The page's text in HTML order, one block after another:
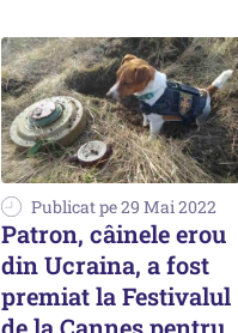
Publicat pe 29 Mai 2022
Patron, câinele erou
din Ucraina, a fost
premiat la Festivalul